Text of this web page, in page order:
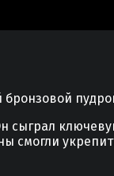
бронзовой
смогли